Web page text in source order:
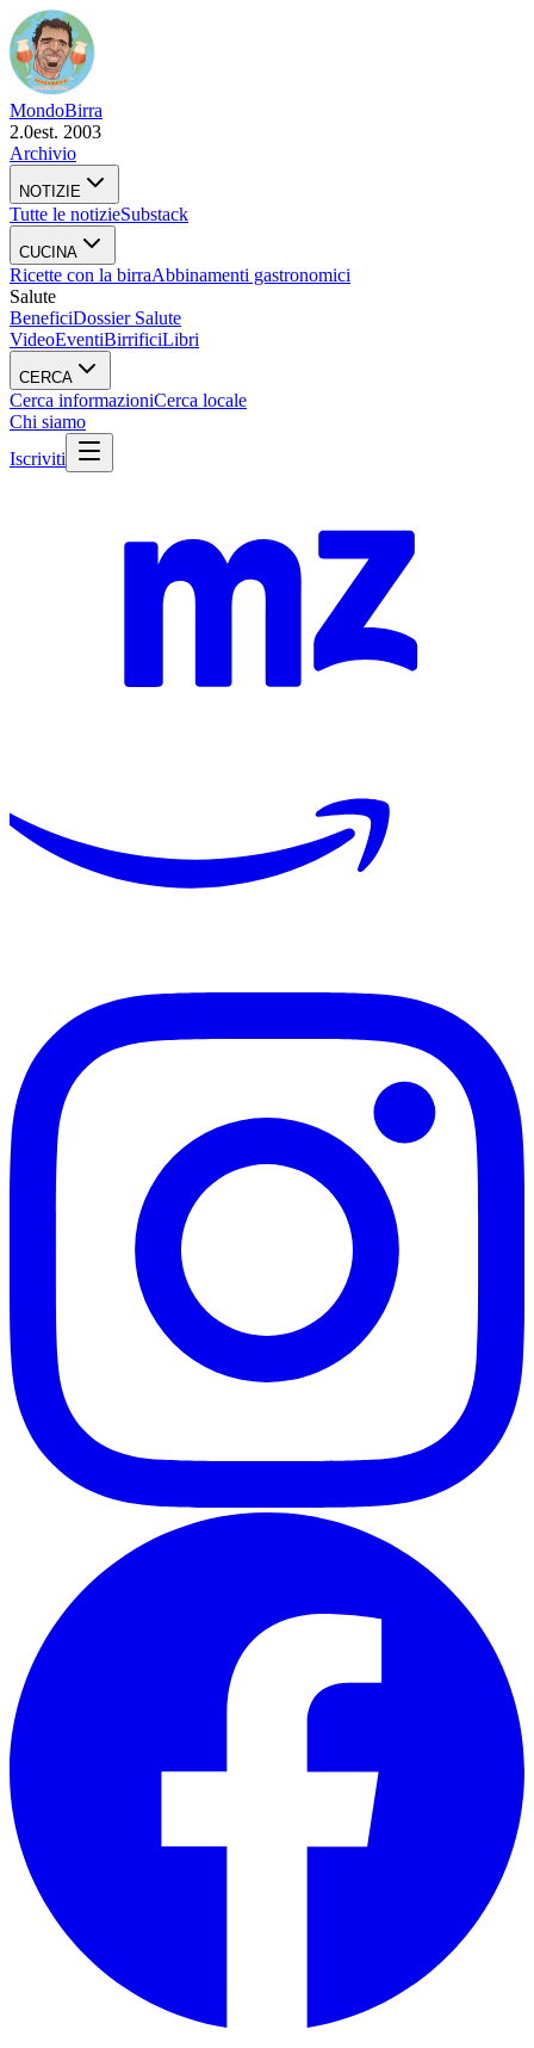
MondoBirra
2.0est. 2003
Archivio
NOTIZIE
Tutte le notizieSubstack
CUCINA
Ricette con la birraAbbinamenti gastronomici
Salute
BeneficiDossier Salute
VideoEventiBirrificiLibri
CERCA
Cerca informazioniCerca locale
Chi siamo
Iscriviti